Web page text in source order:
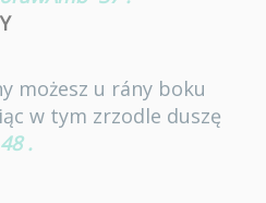
możesz u rány boku
w tym zrzodle duszę
48 .